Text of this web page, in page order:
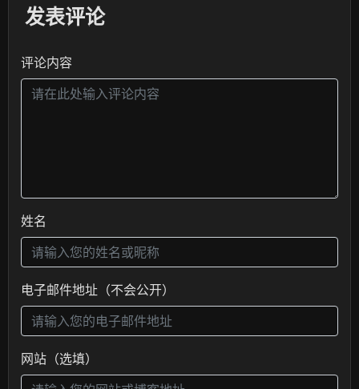
发表评论
评论内容
姓名
电子邮件地址（不会公开）
网站（选填）